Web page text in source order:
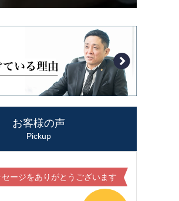
お客様の声
Pickup
ージをありがとうございます